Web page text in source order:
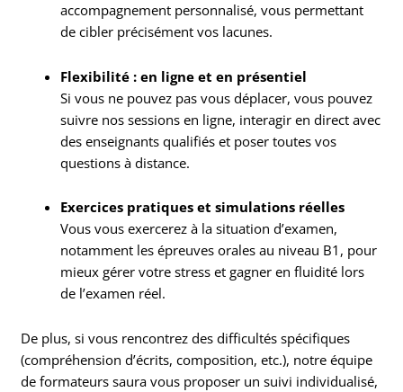
accompagnement personnalisé, vous permettant
de cibler précisément vos lacunes.
Flexibilité : en ligne et en présentiel
Si vous ne pouvez pas vous déplacer, vous pouvez
suivre nos sessions en ligne, interagir en direct avec
des enseignants qualifiés et poser toutes vos
questions à distance.
Exercices pratiques et simulations réelles
Vous vous exercerez à la situation d’examen,
notamment les épreuves orales au niveau B1, pour
mieux gérer votre stress et gagner en fluidité lors
de l’examen réel.
De plus, si vous rencontrez des difficultés spécifiques
(compréhension d’écrits, composition, etc.), notre équipe
de formateurs saura vous proposer un suivi individualisé,